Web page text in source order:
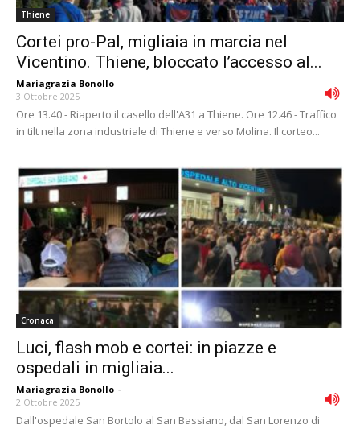
Thiene
Cortei pro-Pal, migliaia in marcia nel
Vicentino. Thiene, bloccato l’accesso al...
Mariagrazia Bonollo -
3 Ottobre 2025
Ore 13.40 - Riaperto il casello dell'A31 a Thiene. Ore 12.46 - Traffico
in tilt nella zona industriale di Thiene e verso Molina. Il corteo...
Cronaca
Luci, flash mob e cortei: in piazze e
ospedali in migliaia...
Mariagrazia Bonollo -
2 Ottobre 2025
Dall'ospedale San Bortolo al San Bassiano, dal San Lorenzo di